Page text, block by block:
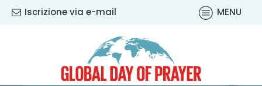
Iscrizione via e-mail MENU